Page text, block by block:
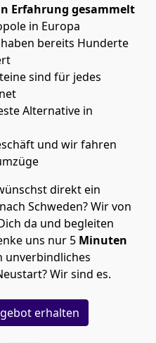
Erfahrung gesammelt
in Europa
bereits Hunderte
sind für jedes
Alternative in
und wir fahren
direkt ein
Schweden? Wir von
da und begleiten
uns nur 5 Minuten
unverbindliches
Wir sind es.
erhalten